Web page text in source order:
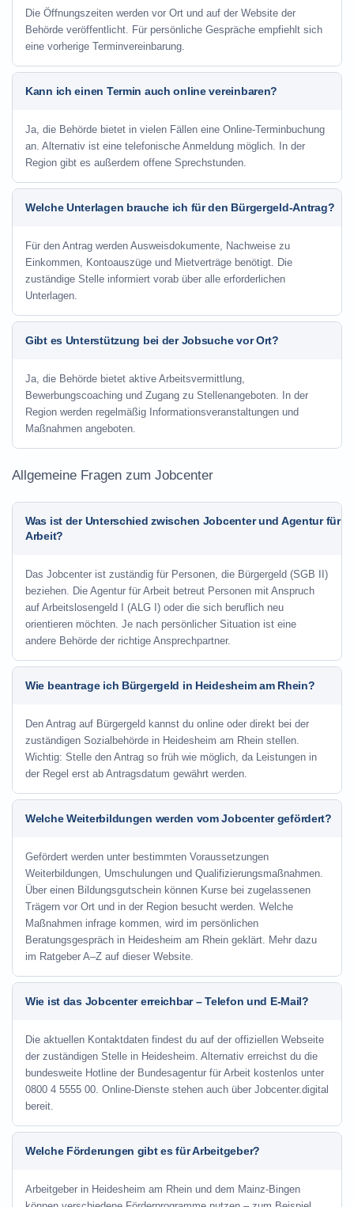
Die Öffnungszeiten werden vor Ort und auf der Website der
Behörde veröffentlicht. Für persönliche Gespräche empfiehlt sich
eine vorherige Terminvereinbarung.
Kann ich einen Termin auch online vereinbaren?
Ja, die Behörde bietet in vielen Fällen eine Online-Terminbuchung
an. Alternativ ist eine telefonische Anmeldung möglich. In der
Region gibt es außerdem offene Sprechstunden.
Welche Unterlagen brauche ich für den Bürgergeld-Antrag?
Für den Antrag werden Ausweisdokumente, Nachweise zu
Einkommen, Kontoauszüge und Mietverträge benötigt. Die
zuständige Stelle informiert vorab über alle erforderlichen
Unterlagen.
Gibt es Unterstützung bei der Jobsuche vor Ort?
Ja, die Behörde bietet aktive Arbeitsvermittlung,
Bewerbungscoaching und Zugang zu Stellenangeboten. In der
Region werden regelmäßig Informationsveranstaltungen und
Maßnahmen angeboten.
Allgemeine Fragen zum Jobcenter
Was ist der Unterschied zwischen Jobcenter und Agentur für
Arbeit?
Das Jobcenter ist zuständig für Personen, die Bürgergeld (SGB II)
beziehen. Die Agentur für Arbeit betreut Personen mit Anspruch
auf Arbeitslosengeld I (ALG I) oder die sich beruflich neu
orientieren möchten. Je nach persönlicher Situation ist eine
andere Behörde der richtige Ansprechpartner.
Wie beantrage ich Bürgergeld in Heidesheim am Rhein?
Den Antrag auf Bürgergeld kannst du online oder direkt bei der
zuständigen Sozialbehörde in Heidesheim am Rhein stellen.
Wichtig: Stelle den Antrag so früh wie möglich, da Leistungen in
der Regel erst ab Antragsdatum gewährt werden.
Welche Weiterbildungen werden vom Jobcenter gefördert?
Gefördert werden unter bestimmten Voraussetzungen
Weiterbildungen, Umschulungen und Qualifizierungsmaßnahmen.
Über einen Bildungsgutschein können Kurse bei zugelassenen
Trägern vor Ort und in der Region besucht werden. Welche
Maßnahmen infrage kommen, wird im persönlichen
Beratungsgespräch in Heidesheim am Rhein geklärt. Mehr dazu
im Ratgeber A–Z auf dieser Website.
Wie ist das Jobcenter erreichbar – Telefon und E-Mail?
Die aktuellen Kontaktdaten findest du auf der offiziellen Webseite
der zuständigen Stelle in Heidesheim. Alternativ erreichst du die
bundesweite Hotline der Bundesagentur für Arbeit kostenlos unter
0800 4 5555 00. Online-Dienste stehen auch über Jobcenter.digital
bereit.
Welche Förderungen gibt es für Arbeitgeber?
Arbeitgeber in Heidesheim am Rhein und dem Mainz-Bingen